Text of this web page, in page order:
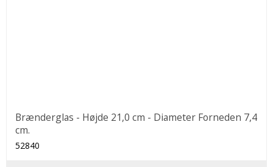
Brænderglas - Højde 21,0 cm - Diameter Forneden 7,4
cm.
52840